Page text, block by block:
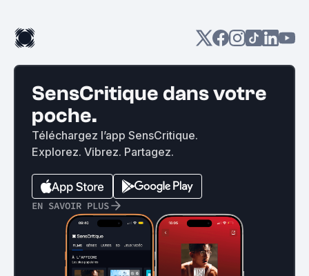
SensCritique dans votre
poche.
Téléchargez l’app SensCritique.
Explorez. Vibrez. Partagez.
EN SAVOIR PLUS